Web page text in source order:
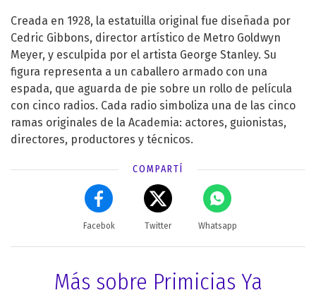
Creada en 1928, la estatuilla original fue diseñada por
Cedric Gibbons, director artístico de Metro Goldwyn
Meyer, y esculpida por el artista George Stanley. Su
figura representa a un caballero armado con una
espada, que aguarda de pie sobre un rollo de película
con cinco radios. Cada radio simboliza una de las cinco
ramas originales de la Academia: actores, guionistas,
directores, productores y técnicos.
COMPARTÍ
Facebok Twitter Whatsapp
Más sobre Primicias Ya